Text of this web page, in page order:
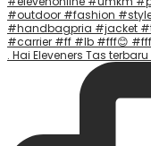
. Hai Eleveners Tas